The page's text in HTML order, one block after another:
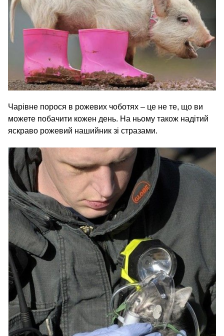
Чарівне порося в рожевих чоботях – це не те, що ви
можете побачити кожен день. На ньому також надітий
яскраво рожевий нашийник зі стразами.